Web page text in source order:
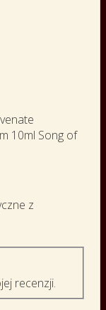
10ml Song of
z
recenzji.